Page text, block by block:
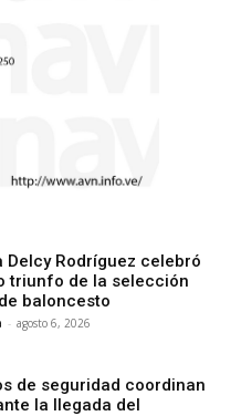
Delcy Rodríguez celebró
triunfo de la selección
baloncesto
- agosto 6, 2026
de seguridad coordinan
la llegada del